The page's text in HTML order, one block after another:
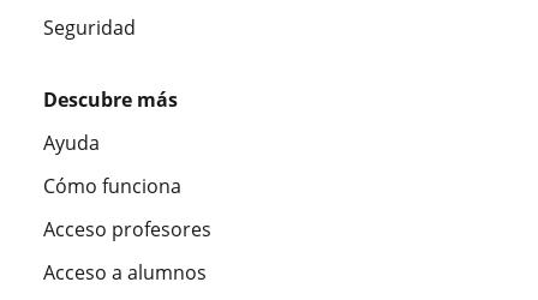
Seguridad
Descubre más
Ayuda
Cómo funciona
Acceso profesores
Acceso a alumnos